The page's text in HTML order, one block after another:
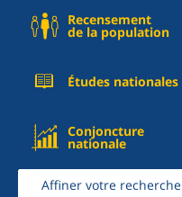
Recensement
de la population
Études nationales
Conjoncture
nationale
Affiner votre recherche